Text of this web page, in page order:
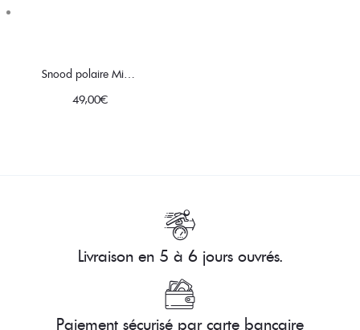
Snood polaire Minky noir │ motifs taches léopard tomette
49,00€
Livraison en 5 à 6 jours ouvrés.
Paiement sécurisé par carte bancaire